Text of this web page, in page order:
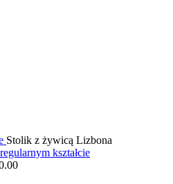
Stolik z żywicą Lizbona